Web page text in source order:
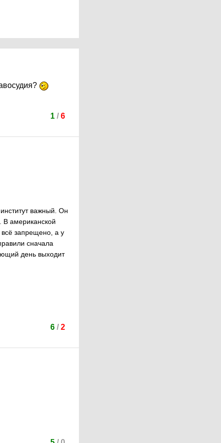
1/ 6
важный. Он
В американской
запрещено, а у
сначала
день выходит
6/ 2